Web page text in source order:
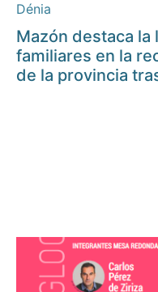
Dénia
Mazón destaca la
familiares en la
de la provincia